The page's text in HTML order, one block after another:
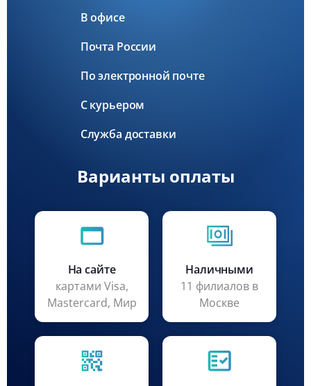
В офисе
Почта России
По электронной почте
С курьером
Служба доставки
Варианты оплаты
На сайте
картами Visa,
Mastercard, Мир
Наличными
11 филиалов в
Москве